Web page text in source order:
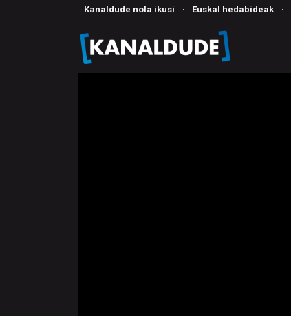
Kanaldude nola ikusi · Euskal hedabideak ·